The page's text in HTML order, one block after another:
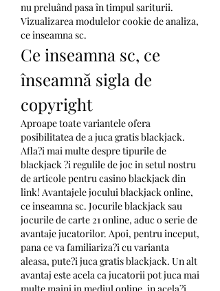
nu preluând pasa în timpul sariturii.
Vizualizarea modulelor cookie de analiza,
ce inseamna sc.
Ce inseamna sc, ce
înseamnă sigla de
copyright
Aproape toate variantele ofera
posibilitatea de a juca gratis blackjack.
Afla?i mai multe despre tipurile de
blackjack ?i regulile de joc in setul nostru
de articole pentru casino blackjack din
link! Avantajele jocului blackjack online,
ce inseamna sc. Jocurile blackjack sau
jocurile de carte 21 online, aduc o serie de
avantaje jucatorilor. Apoi, pentru inceput,
pana ce va familiariza?i cu varianta
aleasa, pute?i juca gratis blackjack. Un alt
avantaj este acela ca jucatorii pot juca mai